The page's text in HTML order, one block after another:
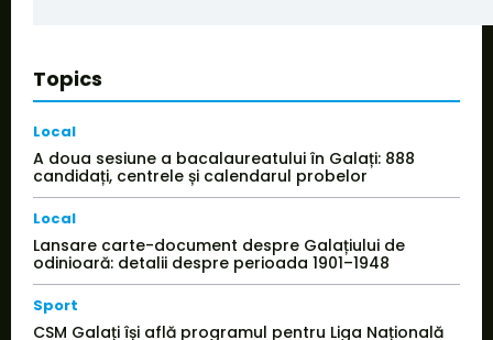
Topics
Local
A doua sesiune a bacalaureatului în Galați: 888
candidați, centrele și calendarul probelor
Local
Lansare carte-document despre Galațiului de
odinioară: detalii despre perioada 1901–1948
Sport
CSM Galați își află programul pentru Liga Națională